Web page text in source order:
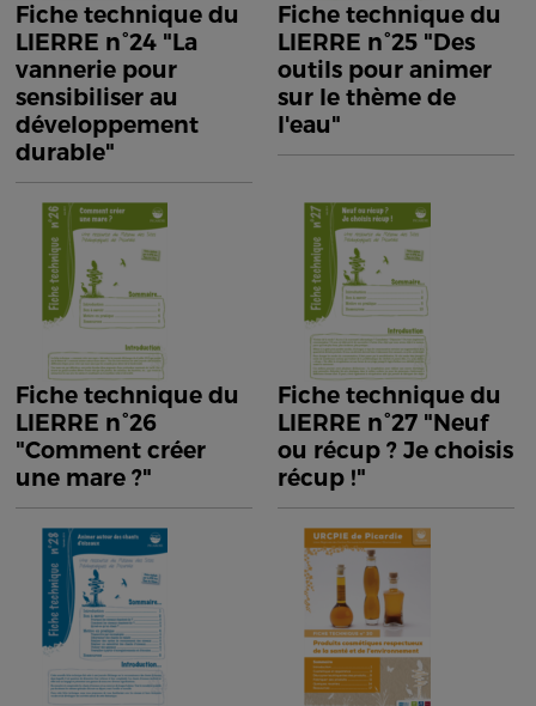
Fiche technique du
LIERRE n°24 "La
vannerie pour
sensibiliser au
développement
durable"
Fiche technique du
LIERRE n°25 "Des
outils pour animer
sur le thème de
l'eau"
Fiche technique du
LIERRE n°26
"Comment créer
une mare ?"
Fiche technique du
LIERRE n°27 "Neuf
ou récup ? Je choisis
récup !"